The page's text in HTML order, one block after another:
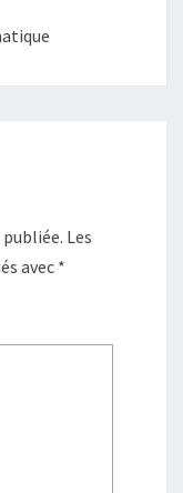
Les
avec *